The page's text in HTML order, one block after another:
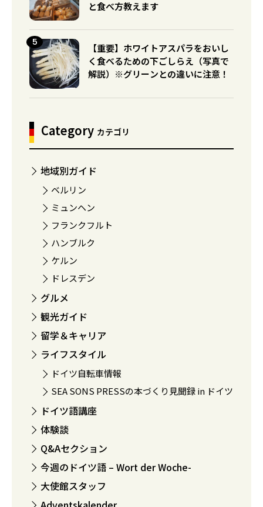
と食べ方教えます
【重要】ホワイトアスパラをおいし
く食べるための下ごしらえ（写真で
解説）※グリーンとの違いに注意！
Category カテゴリ
地域別ガイド
ベルリン
ミュンヘン
フランクフルト
ハンブルク
ケルン
ドレスデン
グルメ
観光ガイド
留学＆キャリア
ライフスタイル
ドイツ自転車情報
SEA SONS PRESSの本づくり見聞録 in ドイツ
ドイツ語講座
体験談
Q&Aセクション
今週のドイツ語 – Wort der Woche-
大使館スタッフ